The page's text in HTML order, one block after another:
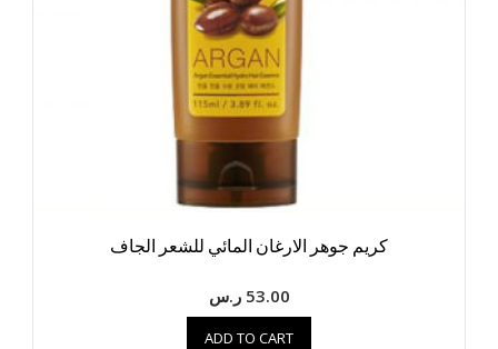
كريم جوهر الارغان المائي للشعر الجاف
53.00 ر.س
ADD TO CART